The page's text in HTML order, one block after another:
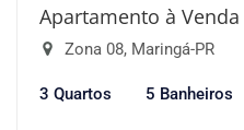
Apartamento à
Zona 08, Maringá-PR
3 Quartos 5 Banheiros